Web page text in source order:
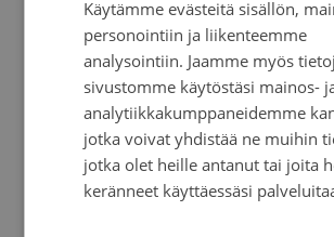
ennakoitavampaa.
lisäksi tärkeänä, että tuen piirissä
lyhyempien rahoitusten avulla
ryhmiä, joiden ansiosta voidaan
monipuolisuus suomalaisessa
syöpätutkimuksessa.
– Pitkät rahoituskaudet vähentävät
Käytämme evästeitä sisällön,
personointiin ja liikenteemme
analysointiin. Jaamme myös
sivustomme käytöstäsi mainos-
analytiikkakumppaneidemme
jotka voivat yhdistää ne muihin
jotka olet heille antanut tai joita
keränneet käyttäessäsi